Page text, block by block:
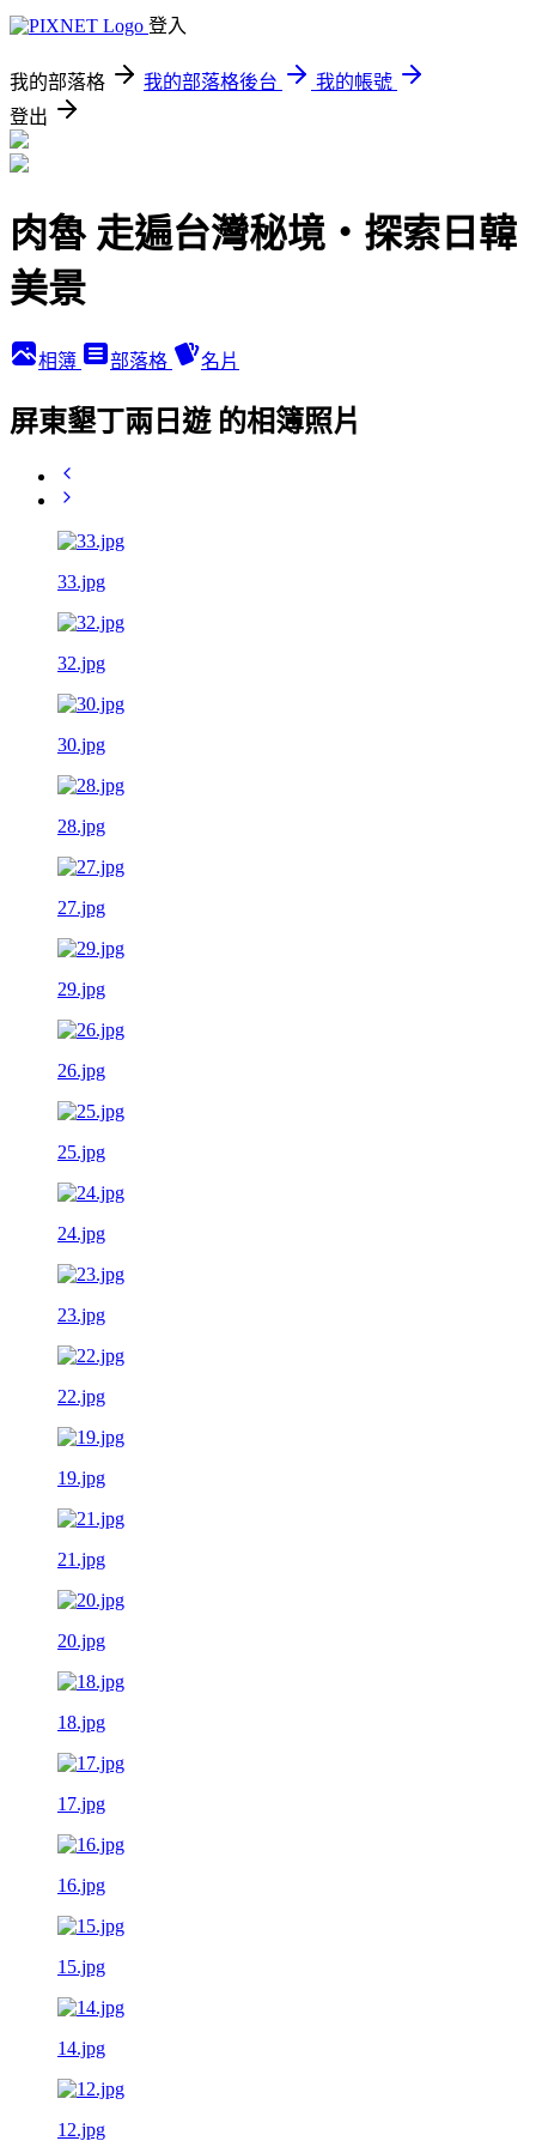
登入
我的部落格 我的部落格後台
我的帳號
登出
肉魯 走遍台灣秘境・探索日韓
美景
相簿 部落格 名片
屏東墾丁兩日遊 的相簿照片
33.jpg
32.jpg
30.jpg
28.jpg
27.jpg
29.jpg
26.jpg
25.jpg
24.jpg
23.jpg
22.jpg
19.jpg
21.jpg
20.jpg
18.jpg
17.jpg
16.jpg
15.jpg
14.jpg
12.jpg